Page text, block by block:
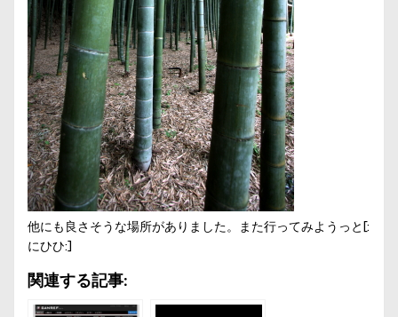
他にも良さそうな場所がありました。また行ってみようっと[:
にひひ:]
関連する記事: